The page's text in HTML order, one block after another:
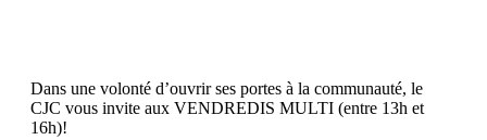
Dans une volonté d’ouvrir ses portes à la communauté, le
CJC vous invite aux VENDREDIS MULTI (entre 13h et
16h)!